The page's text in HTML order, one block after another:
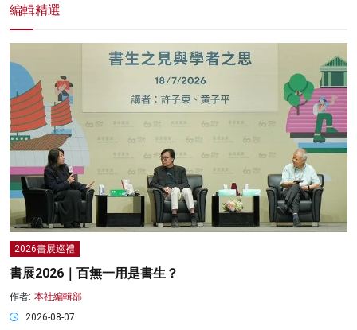
編輯精選
2026書展巡禮
書展2026｜百無一用是書生？
作者: 本社編輯部
2026-08-07